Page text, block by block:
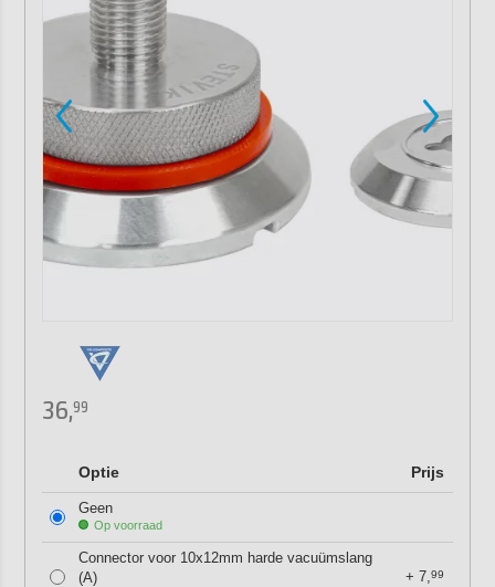
36,99
Optie Prijs
Geen
Op voorraad
Connector voor 10x12mm harde vacuümslang
(A)
+ 7,99